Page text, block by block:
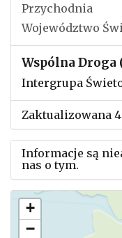
Przychodnia
Województwo
Wspólna Droga
Intergrupa
Zaktualizowana
Informacje są
nas o tym.
Użyj tego
zmianach w
+
−